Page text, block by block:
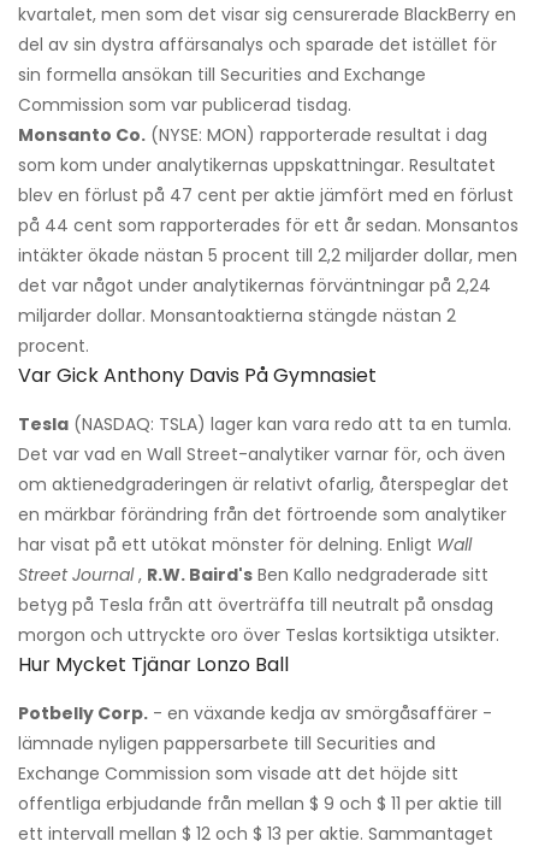
kvartalet, men som det visar sig censurerade BlackBerry en
del av sin dystra affärsanalys och sparade det istället för
sin formella ansökan till Securities and Exchange
Commission som var publicerad tisdag.
Monsanto Co. (NYSE: MON) rapporterade resultat i dag
som kom under analytikernas uppskattningar. Resultatet
blev en förlust på 47 cent per aktie jämfört med en förlust
på 44 cent som rapporterades för ett år sedan. Monsantos
intäkter ökade nästan 5 procent till 2,2 miljarder dollar, men
det var något under analytikernas förväntningar på 2,24
miljarder dollar. Monsantoaktierna stängde nästan 2
procent.
Var Gick Anthony Davis På Gymnasiet
Tesla (NASDAQ: TSLA) lager kan vara redo att ta en tumla.
Det var vad en Wall Street-analytiker varnar för, och även
om aktienedgraderingen är relativt ofarlig, återspeglar det
en märkbar förändring från det förtroende som analytiker
har visat på ett utökat mönster för delning. Enligt Wall
Street Journal, R.W. Baird's Ben Kallo nedgraderade sitt
betyg på Tesla från att överträffa till neutralt på onsdag
morgon och uttryckte oro över Teslas kortsiktiga utsikter.
Hur Mycket Tjänar Lonzo Ball
Potbelly Corp. - en växande kedja av smörgåsaffärer -
lämnade nyligen pappersarbete till Securities and
Exchange Commission som visade att det höjde sitt
offentliga erbjudande från mellan $ 9 och $ 11 per aktie till
ett intervall mellan $ 12 och $ 13 per aktie. Sammantaget